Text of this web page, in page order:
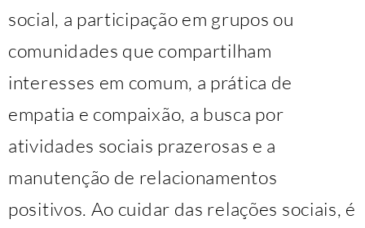
social, a participação em grupos ou
comunidades que compartilham
interesses em comum, a prática de
empatia e compaixão, a busca por
atividades sociais prazerosas e a
manutenção de relacionamentos
positivos. Ao cuidar das relações sociais, é